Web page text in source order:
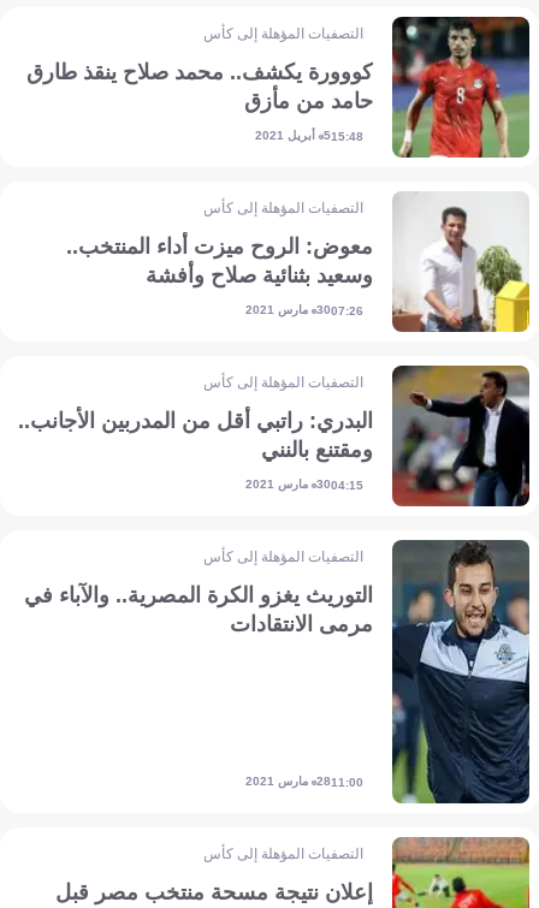
التصفيات المؤهلة إلى كأس أمم إفريقيا
كووورة يكشف.. محمد صلاح ينقذ طارق
حامد من مأزق
15:485 أبريل 2021
التصفيات المؤهلة إلى كأس أمم إفريقيا
معوض: الروح ميزت أداء المنتخب..
وسعيد بثنائية صلاح وأفشة
07:2630 مارس 2021
التصفيات المؤهلة إلى كأس أمم إفريقيا
البدري: راتبي أقل من المدربين الأجانب..
ومقتنع بالنني
04:1530 مارس 2021
التصفيات المؤهلة إلى كأس أمم إفريقيا
التوريث يغزو الكرة المصرية.. والآباء في
مرمى الانتقادات
11:0028 مارس 2021
التصفيات المؤهلة إلى كأس أمم إفريقيا
إعلان نتيجة مسحة منتخب مصر قبل